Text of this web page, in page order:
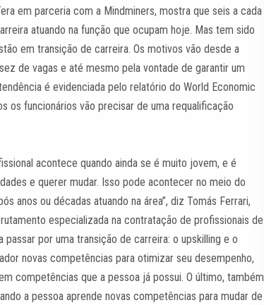
em parceria com a Mindminers, mostra que seis a cada
atuando na função que ocupam hoje. Mas tem sido
em transição de carreira. Os motivos vão desde a
de vagas e até mesmo pela vontade de garantir um
é evidenciada pelo relatório do World Economic
os funcionários vão precisar de uma requalificação
acontece quando ainda se é muito jovem, e é
e querer mudar. Isso pode acontecer no meio do
anos ou décadas atuando na área”, diz Tomás Ferrari,
especializada na contratação de profissionais de
por uma transição de carreira: o upskilling e o
novas competências para otimizar seu desempenho,
competências que a pessoa já possui. O último, também
a pessoa aprende novas competências para mudar de